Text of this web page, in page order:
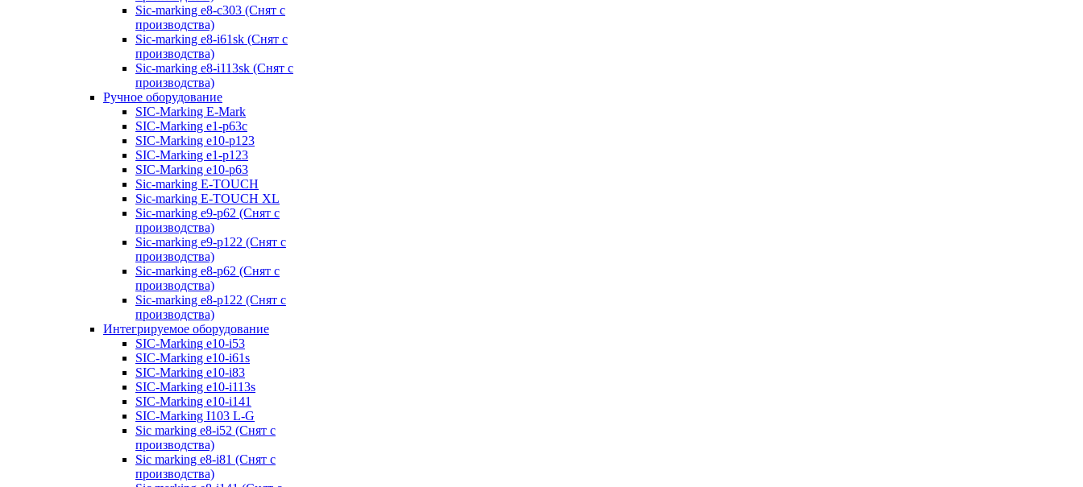
Sic-marking e8-c303 (Снят с
производства)
Sic-marking e8-i61sk (Снят с
производства)
Sic-marking e8-i113sk (Снят с
производства)
Ручное оборудование
SIC-Marking E-Mark
SIC-Marking e1-p63с
SIC-Marking e10-p123
SIC-Marking e1-p123
SIC-Marking e10-p63
Sic-marking E-TOUCH
Sic-marking E-TOUCH XL
Sic-marking e9-p62 (Снят с
производства)
Sic-marking e9-p122 (Снят с
производства)
Sic-marking e8-p62 (Снят с
производства)
Sic-marking e8-p122 (Снят с
производства)
Интегрируемое оборудование
SIC-Marking e10-i53
SIC-Marking e10-i61s
SIC-Marking e10-i83
SIC-Marking e10-i113s
SIC-Marking e10-i141
SIC-Marking I103 L-G
Sic marking e8-i52 (Снят с
производства)
Sic marking e8-i81 (Снят с
производства)